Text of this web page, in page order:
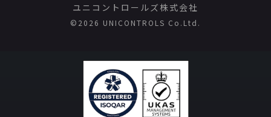
ユニコントロールズ株式会社
©️2026 UNICONTROLS Co.Ltd.